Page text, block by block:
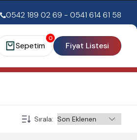
0542 189 02 69 - 0541 614 61 58
0
Sepetim Fiyat Listesi
Sırala: